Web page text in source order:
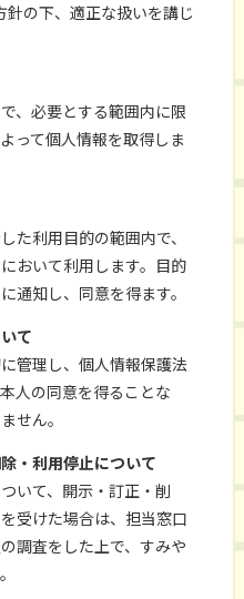
の下、適正な扱いを講じ
、必要とする範囲内に限
って個人情報を取得しま
た利用目的の範囲内で、
おいて利用します。目的
通知し、同意を得ます。
て
管理し、個人情報保護法
人の同意を得ることな
せん。
・利用停止について
いて、開示・訂正・削
受けた場合は、担当窓口
調査をした上で、すみや